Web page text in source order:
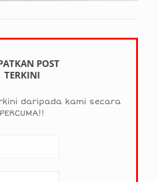
POST
TERKINI
daripada kami secara
PERCUMA!!